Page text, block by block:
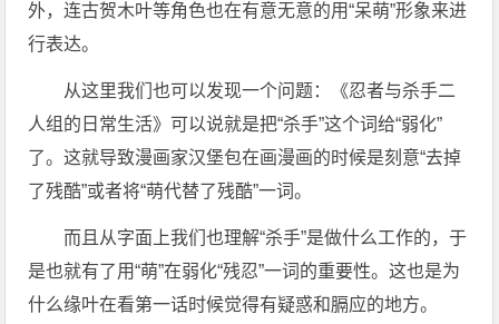
外，连古贺木叶等角色也在有意无意的用“呆萌”形象来进
行表达。
从这里我们也可以发现一个问题：《忍者与杀手二
人组的日常生活》可以说就是把“杀手”这个词给“弱化”
了。这就导致漫画家汉堡包在画漫画的时候是刻意“去掉
了残酷”或者将“萌代替了残酷”一词。
而且从字面上我们也理解“杀手”是做什么工作的，于
是也就有了用“萌”在弱化“残忍”一词的重要性。这也是为
什么缘叶在看第一话时候觉得有疑惑和膈应的地方。